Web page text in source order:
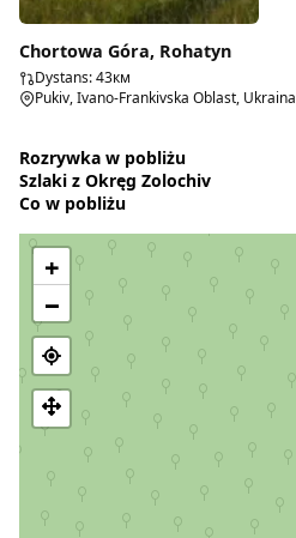
Chortowa Góra, Rohatyn
Dystans: 43км
Pukiv, Ivano-Frankivska Oblast, Ukraina
Rozrywka w pobliżu
Szlaki z Okręg Zolochiv
Co w pobliżu
+
−